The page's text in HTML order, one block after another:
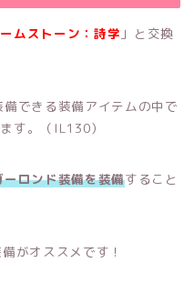
ムストーン：詩学 」と交換
備できる装備アイテムの中で
す。（IL130）
ロンド装備を装備すること
がオススメです！